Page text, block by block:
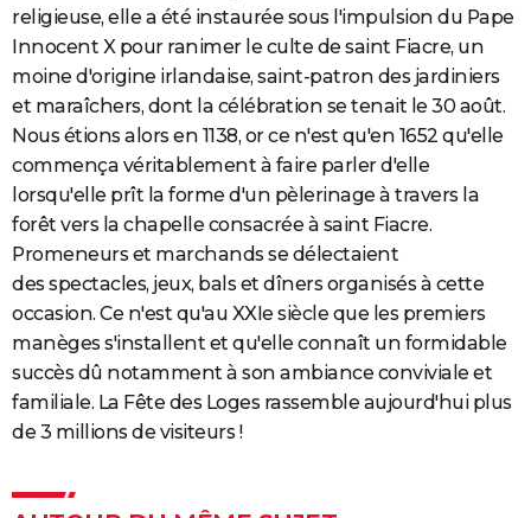
religieuse, elle a été instaurée sous l'impulsion du Pape
Innocent X pour ranimer le culte de saint Fiacre, un
moine d'origine irlandaise, saint-patron des jardiniers
et maraîchers, dont la célébration se tenait le 30 août.
Nous étions alors en 1138, or ce n'est qu'en 1652 qu'elle
commença véritablement à faire parler d'elle
lorsqu'elle prît la forme d'un pèlerinage à travers la
forêt vers la chapelle consacrée à saint Fiacre.
Promeneurs et marchands se délectaient
des spectacles, jeux, bals et dîners organisés à cette
occasion. Ce n'est qu'au XXIe siècle que les premiers
manèges s'installent et qu'elle connaît un formidable
succès dû notamment à son ambiance conviviale et
familiale. La Fête des Loges rassemble aujourd'hui plus
de 3 millions de visiteurs !